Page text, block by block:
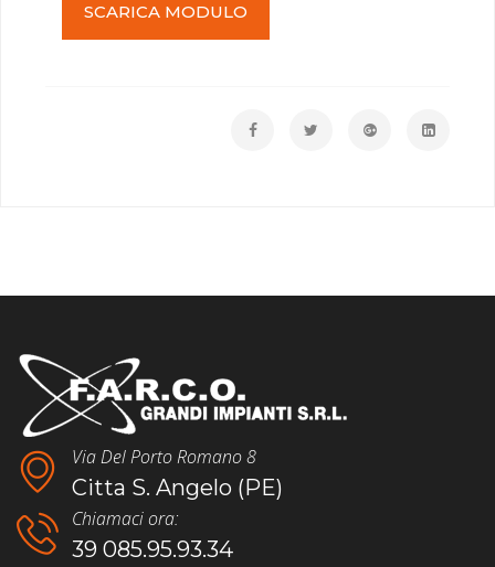
SCARICA MODULO
Via Del Porto Romano 8
Citta S. Angelo (PE)
Chiamaci ora:
39 085.95.93.34